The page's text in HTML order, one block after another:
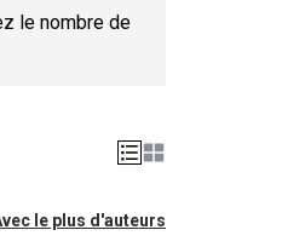
le nombre de
le plus d'auteurs